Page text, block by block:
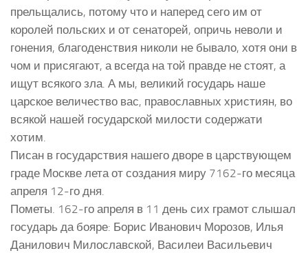
прельщались, потому что и наперед сего им от
королей польских и от сенаторей, опричь неволи и
гонения, благоденствия николи не бывало, хотя они в
чом и присягают, а всегда на той правде не стоят, а
ищут всякого зла. А мы, великий государь наше
царское величество вас, православных християн, во
всякой нашей государской милости содержати
хотим.
Писан в государствия нашего дворе в царствующем
граде Москве лета от создания миру 7162-го месяца
апреля 12-го дня.
Пометы. 162-го апреля в 11 день сих грамот слышал
государь да бояре: Борис Иванович Морозов, Илья
Данилович Милославской, Василеи Васильевич